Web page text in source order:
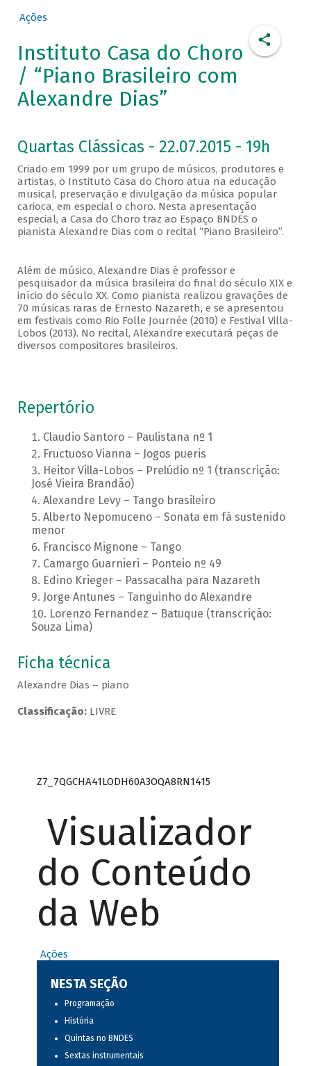
Ações
Instituto Casa do Choro
/ “Piano Brasileiro com
Alexandre Dias”
Quartas Clássicas - 22.07.2015 - 19h
Criado em 1999 por um grupo de músicos, produtores e
artistas, o Instituto Casa do Choro atua na educação
musical, preservação e divulgação da música popular
carioca, em especial o choro. Nesta apresentação
especial, a Casa do Choro traz ao Espaço BNDES o
pianista Alexandre Dias com o recital “Piano Brasileiro”.
Além de músico, Alexandre Dias é professor e
pesquisador da música brasileira do final do século XIX e
início do século XX. Como pianista realizou gravações de
70 músicas raras de Ernesto Nazareth, e se apresentou
em festivais como Rio Folle Journée (2010) e Festival Villa-
Lobos (2013). No recital, Alexandre executará peças de
diversos compositores brasileiros.
Repertório
Claudio Santoro – Paulistana nº 1
Fructuoso Vianna – Jogos pueris
Heitor Villa-Lobos – Prelúdio nº 1 (transcrição:
José Vieira Brandão)
Alexandre Levy – Tango brasileiro
Alberto Nepomuceno – Sonata em fá sustenido
menor
Francisco Mignone – Tango
Camargo Guarnieri – Ponteio nº 49
Edino Krieger – Passacalha para Nazareth
Jorge Antunes – Tanguinho do Alexandre
Lorenzo Fernandez – Batuque (transcrição:
Souza Lima)
Ficha técnica
Alexandre Dias – piano
Classificação:LIVRE
Z7_7QGCHA41LODH60A3OQA8RN1415
Visualizador
do Conteúdo
da Web
Ações
NESTA SEÇÃO
Programação
História
Quintas no BNDES
Sextas instrumentais